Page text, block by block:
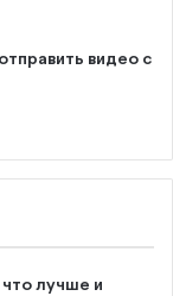
видео с
что лучше и